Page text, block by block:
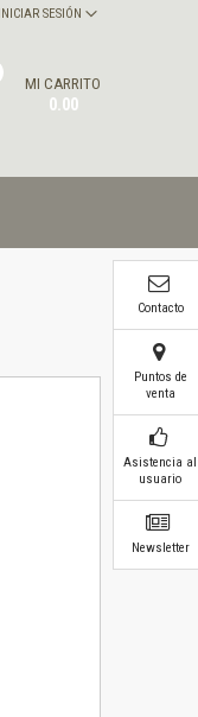
INICIAR SESIÓN
MI CARRITO
0.00
Contacto
Puntos de
venta
Asistencia al
usuario
Newsletter